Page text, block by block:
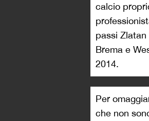
calcio
passi
Brema e
2014.
Per
che non